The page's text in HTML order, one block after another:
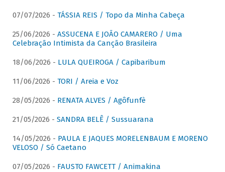
07/07/2026 - TÁSSIA REIS / Topo da Minha Cabeça
25/06/2026 - ASSUCENA E JOÃO CAMARERO / Uma
Celebração Intimista da Canção Brasileira
18/06/2026 - LULA QUEIROGA / Capibaribum
11/06/2026 - TORI / Areia e Voz
28/05/2026 - RENATA ALVES / Agôfunfè
21/05/2026 - SANDRA BELÊ / Sussuarana
14/05/2026 - PAULA E JAQUES MORELENBAUM E MORENO
VELOSO / Só Caetano
07/05/2026 - FAUSTO FAWCETT / Animakina